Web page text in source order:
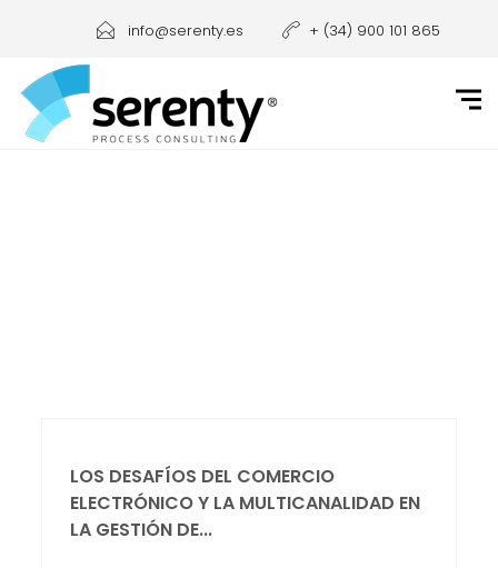
info@serenty.es + (34) 900 101 865
LOS DESAFÍOS DEL COMERCIO
ELECTRÓNICO Y LA MULTICANALIDAD EN
LA GESTIÓN DE...